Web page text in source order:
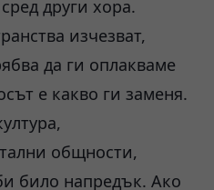
други хора.
изчезват,
да ги оплакваме
е какво ги заменя.
общности,
било напредък. Ако